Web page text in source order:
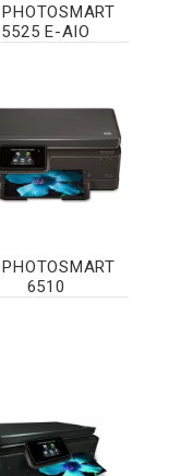
PHOTOSMART
5525 E-AIO
PHOTOSMART
6510